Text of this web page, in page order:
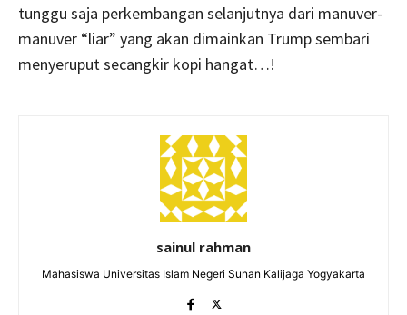
tunggu saja perkembangan selanjutnya dari manuver-
manuver “liar” yang akan dimainkan Trump sembari
menyeruput secangkir kopi hangat…!
sainul rahman
Mahasiswa Universitas Islam Negeri Sunan Kalijaga Yogyakarta